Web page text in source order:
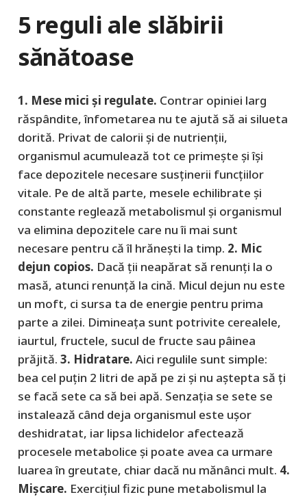
5 reguli ale slăbirii
sănătoase
1. Mese mici şi regulate. Contrar opiniei larg
răspândite, înfometarea nu te ajută să ai silueta
dorită. Privat de calorii şi de nutrienţii,
organismul acumulează tot ce primeşte şi îşi
face depozitele necesare susţinerii funcţiilor
vitale. Pe de altă parte, mesele echilibrate şi
constante reglează metabolismul şi organismul
va elimina depozitele care nu îi mai sunt
necesare pentru că îl hrăneşti la timp. 2. Mic
dejun copios. Dacă ţii neapărat să renunţi la o
masă, atunci renunţă la cină. Micul dejun nu este
un moft, ci sursa ta de energie pentru prima
parte a zilei. Dimineaţa sunt potrivite cerealele,
iaurtul, fructele, sucul de fructe sau pâinea
prăjită. 3. Hidratare. Aici regulile sunt simple:
bea cel puţin 2 litri de apă pe zi şi nu aştepta să ţi
se facă sete ca să bei apă. Senzaţia se sete se
instalează când deja organismul este uşor
deshidratat, iar lipsa lichidelor afectează
procesele metabolice şi poate avea ca urmare
luarea în greutate, chiar dacă nu mănânci mult. 4.
Mişcare. Exerciţiul fizic pune metabolismul la